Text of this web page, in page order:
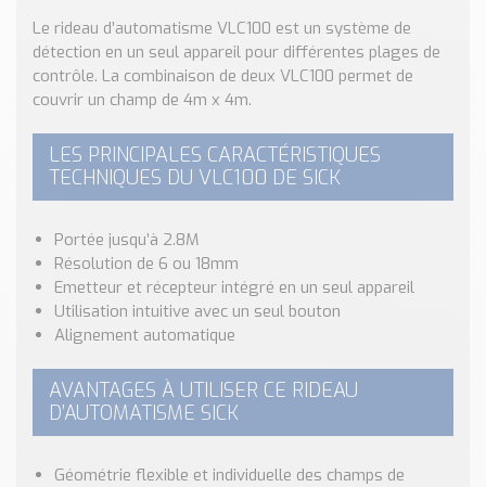
Blog
Nos Réalisations
Conseils et Actualités
Catalogue des essentiels pour les brasseries et micro-
brasseries
Contact & Devis
Devis, Tarifs, Renseignements techniques
Le rideau d’automatisme VLC100 est un système de
détection en un seul appareil pour différentes plages de
contrôle. La combinaison de deux VLC100 permet de
couvrir un champ de 4m x 4m.
LES PRINCIPALES CARACTÉRISTIQUES
TECHNIQUES DU VLC100 DE SICK
Portée jusqu’à 2.8M
Résolution de 6 ou 18mm
Emetteur et récepteur intégré en un seul appareil
Utilisation intuitive avec un seul bouton
Alignement automatique
AVANTAGES À UTILISER CE RIDEAU
D’AUTOMATISME SICK
Géométrie flexible et individuelle des champs de